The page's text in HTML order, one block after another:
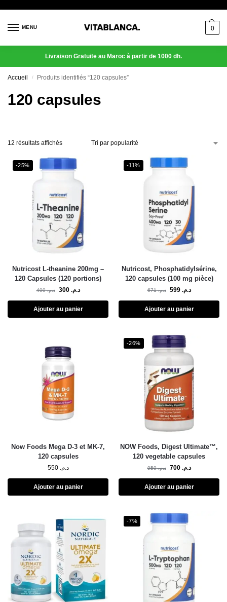
MENU 0
Livraison Gratuite au Maroc à partir de 1000 dh.
Accueil / Produits identifiés “120 capsules”
120 capsules
12 résultats affichés
-25%
Nutricost L-theanine 200mg –
120 Capsules (120 portions)
د.م.400 د.م. 300
Ajouter au panier
-11%
Nutricost, Phosphatidylsérine,
120 capsules (100 mg pièce)
د.م.671 د.م. 599
Ajouter au panier
Now Foods Mega D-3 et MK-7,
120 capsules
د.م. 550
Ajouter au panier
-26%
NOW Foods, Digest Ultimate™,
120 vegetable capsules
د.م.950 د.م. 700
Ajouter au panier
-7%